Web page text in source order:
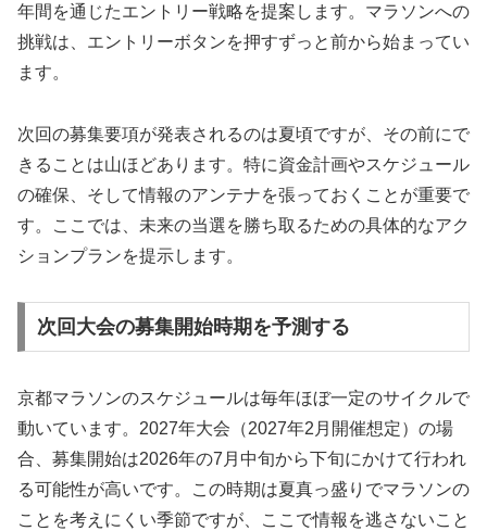
年間を通じたエントリー戦略を提案します。マラソンへの
挑戦は、エントリーボタンを押すずっと前から始まってい
ます。
次回の募集要項が発表されるのは夏頃ですが、その前にで
きることは山ほどあります。特に資金計画やスケジュール
の確保、そして情報のアンテナを張っておくことが重要で
す。ここでは、未来の当選を勝ち取るための具体的なアク
ションプランを提示します。
次回大会の募集開始時期を予測する
京都マラソンのスケジュールは毎年ほぼ一定のサイクルで
動いています。2027年大会（2027年2月開催想定）の場
合、募集開始は2026年の7月中旬から下旬にかけて行われ
る可能性が高いです。この時期は夏真っ盛りでマラソンの
ことを考えにくい季節ですが、ここで情報を逃さないこと